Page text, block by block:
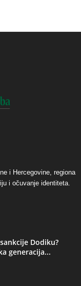
i Hercegovine, regiona
i očuvanje identiteta.
Dodiku?
generacija...